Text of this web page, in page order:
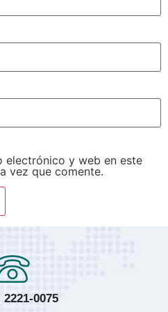
electrónico y web en este
vez que comente.
2221-0075